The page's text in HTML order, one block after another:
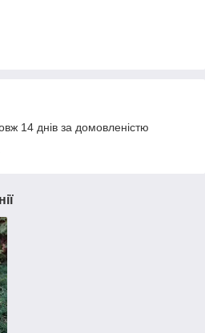
14 днів за домовленістю